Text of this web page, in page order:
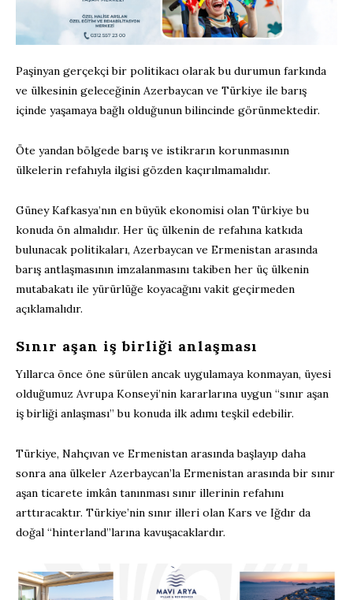
Paşinyan gerçekçi bir politikacı olarak bu durumun farkında
ve ülkesinin geleceğinin Azerbaycan ve Türkiye ile barış
içinde yaşamaya bağlı olduğunun bilincinde görünmektedir.
Öte yandan bölgede barış ve istikrarın korunmasının
ülkelerin refahıyla ilgisi gözden kaçırılmamalıdır.
Güney Kafkasya’nın en büyük ekonomisi olan Türkiye bu
konuda ön almalıdır. Her üç ülkenin de refahına katkıda
bulunacak politikaları, Azerbaycan ve Ermenistan arasında
barış antlaşmasının imzalanmasını takiben her üç ülkenin
mutabakatı ile yürürlüğe koyacağını vakit geçirmeden
açıklamalıdır.
Sınır aşan iş birliği anlaşması
Yıllarca önce öne sürülen ancak uygulamaya konmayan, üyesi
olduğumuz Avrupa Konseyi’nin kararlarına uygun “sınır aşan
iş birliği anlaşması” bu konuda ilk adımı teşkil edebilir.
Türkiye, Nahçıvan ve Ermenistan arasında başlayıp daha
sonra ana ülkeler Azerbaycan’la Ermenistan arasında bir sınır
aşan ticarete imkân tanınması sınır illerinin refahını
arttıracaktır. Türkiye’nin sınır illeri olan Kars ve Iğdır da
doğal “hinterland”larına kavuşacaklardır.